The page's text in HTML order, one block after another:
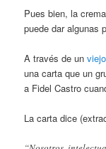
Pues bien, la
puede dar algunas
A través de un
una carta que un
a Fidel Castro
La carta dice